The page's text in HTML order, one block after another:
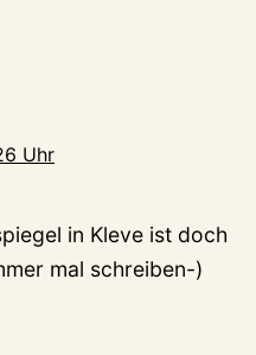
Uhr
in Kleve ist doch
mal schreiben-)